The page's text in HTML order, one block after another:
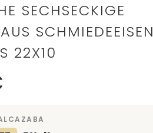
SECHSECKIGE
SCHMIEDEEISEN
22X10